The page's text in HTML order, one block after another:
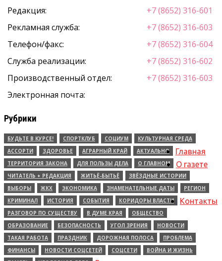
Редакция:
+7 (8652) 316-601
Рекламная служба:
+7 (8652) 316-603
Телефон/факс:
+7 (8652) 316-604
Служба реализации:
+7 (8652) 316-602
Производственный отдел:
+7 (8652) 316-603
Электронная почта:
Рубрики
БУДЬТЕ В КУРСЕ! СПОРТКЛУБ СОЦИУМ
КУЛЬТУРНАЯ СРЕДА
АССОРТИ
ЗДОРОВЬЕ АГРАРНЫЙ КРАЙ
АКТУАЛЬНО
ТЕРРИТОРИЯ ЗАКОНА
ДЛЯ ПОЛЬЗЫ ДЕЛА
О ГЛАВНОМ
ЧИТАТЕЛЬ + РЕДАКЦИЯ
ЖИТЬЁ-БЫТЬЁ
ЗВЁЗДНЫЕ ИСТОРИИ
ВЫБОРЫ
ЖКХ ЭКОНОМИКА ЗНАМЕНАТЕЛЬНЫЕ ДАТЫ
РЕГИОН
КРИМИНАЛ
ИСТОРИЯ СОБЫТИЯ
КОРИДОРЫ ВЛАСТИ
РАЗГОВОР ПО СУЩЕСТВУ
В ДУМЕ КРАЯ
ОБЩЕСТВО
ОБРАЗОВАНИЕ
БЕЗОПАСНОСТЬ УГОЛ ЗРЕНИЯ
НОВОСТИ
ТАКАЯ РАБОТА
ПРАЗДНИК ДОРОЖНАЯ ПОЛОСА
ПРОБЛЕМА
ФИНАНСЫ
НОВОСТИ СОЦСЕТЕЙ СОЦСЕТИ
ВОЙНА И ЖИЗНЬ
Главная
О газете
Контакты